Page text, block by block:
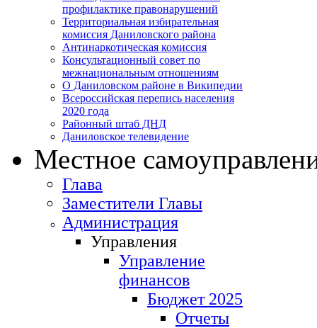
профилактике правонарушений
Территориальная избирательная
комиссия Даниловского района
Антинаркотическая комиссия
Консультационный совет по
межнациональным отношениям
О Даниловском районе в Википедии
Всероссийская перепись населения
2020 года
Районный штаб ДНД
Даниловское телевидение
Местное
Глава
Заместители Главы
Администрация
Управления
Управление
финансов
Бюджет 2025
Отчеты